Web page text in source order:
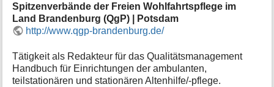
Spitzenverbände der Freien Wohlfahrtspflege im
Land Brandenburg (QgP) | Potsdam
http://www.qgp-brandenburg.de/
Tätigkeit als Redakteur für das Qualitätsmanagement
Handbuch für Einrichtungen der ambulanten,
teilstationären und stationären Altenhilfe/-pflege.